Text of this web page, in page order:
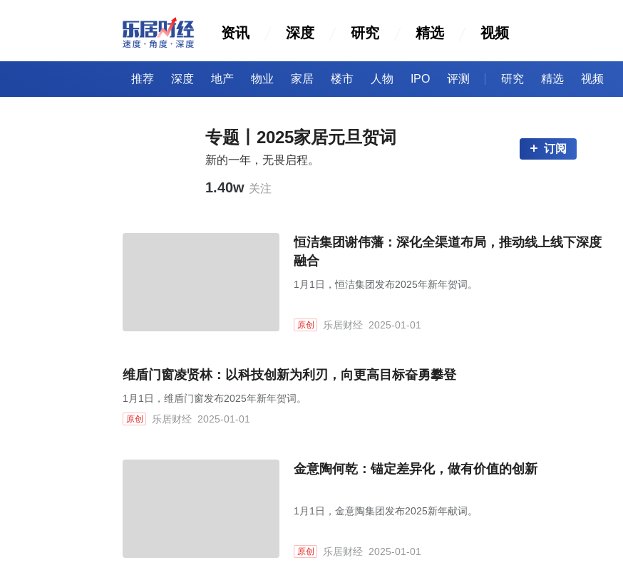
资讯 深度 研究 精选 视频
推荐 深度 地产 物业 家居 楼市 人物 IPO 评测 研究 精选 视频
专题丨2025家居元旦贺词
新的一年，无畏启程。
1.40w 关注
订阅
恒洁集团谢伟藩：深化全渠道布局，推动线上线下深度
融合
1月1日，恒洁集团发布2025年新年贺词。
原创 乐居财经 2025-01-01
维盾门窗凌贤林：以科技创新为利刃，向更高目标奋勇攀登
1月1日，维盾门窗发布2025年新年贺词。
原创 乐居财经 2025-01-01
金意陶何乾：锚定差异化，做有价值的创新
1月1日，金意陶集团发布2025新年献词。
原创 乐居财经 2025-01-01